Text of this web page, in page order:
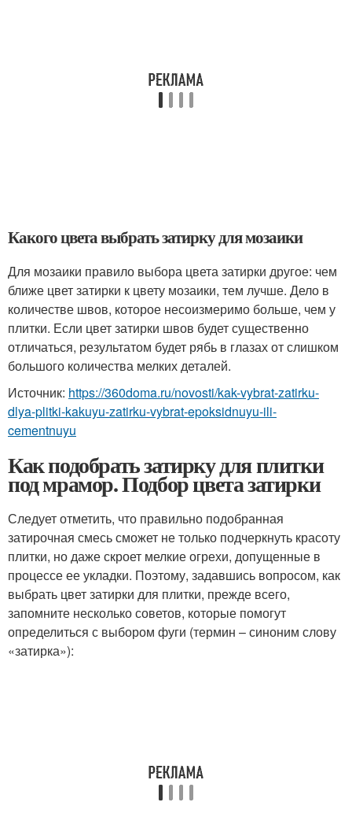
Какого цвета выбрать затирку для мозаики
Для мозаики правило выбора цвета затирки другое: чем
ближе цвет затирки к цвету мозаики, тем лучше. Дело в
количестве швов, которое несоизмеримо больше, чем у
плитки. Если цвет затирки швов будет существенно
отличаться, результатом будет рябь в глазах от слишком
большого количества мелких деталей.
Источник: https://360doma.ru/novosti/kak-vybrat-zatirku-
dlya-plitki-kakuyu-zatirku-vybrat-epoksidnuyu-ili-
cementnuyu
Как подобрать затирку для плитки
под мрамор. Подбор цвета затирки
Следует отметить, что правильно подобранная
затирочная смесь сможет не только подчеркнуть красоту
плитки, но даже скроет мелкие огрехи, допущенные в
процессе ее укладки. Поэтому, задавшись вопросом, как
выбрать цвет затирки для плитки, прежде всего,
запомните несколько советов, которые помогут
определиться с выбором фуги (термин – синоним слову
«затирка»):